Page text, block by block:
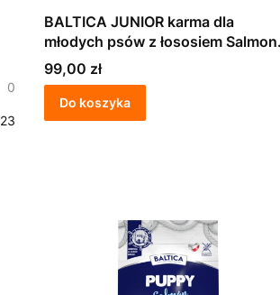
0
23
BALTICA JUNIOR karma dla
młodych psów z łososiem Salmon
Hypoallergenic M/XL 3kg
Cena
99,00 zł
Do koszyka